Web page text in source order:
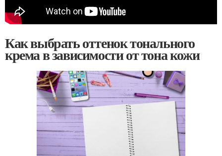
Как выбрать оттенок тонального
крема в зависимости от тона кожи